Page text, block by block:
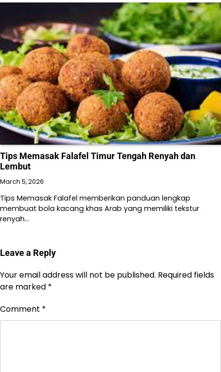
Tips Memasak Falafel Timur Tengah Renyah dan
Lembut
March 5, 2026
Tips Memasak Falafel memberikan panduan lengkap
membuat bola kacang khas Arab yang memiliki tekstur
renyah…
Leave a Reply
Your email address will not be published. Required fields
are marked *
Comment *